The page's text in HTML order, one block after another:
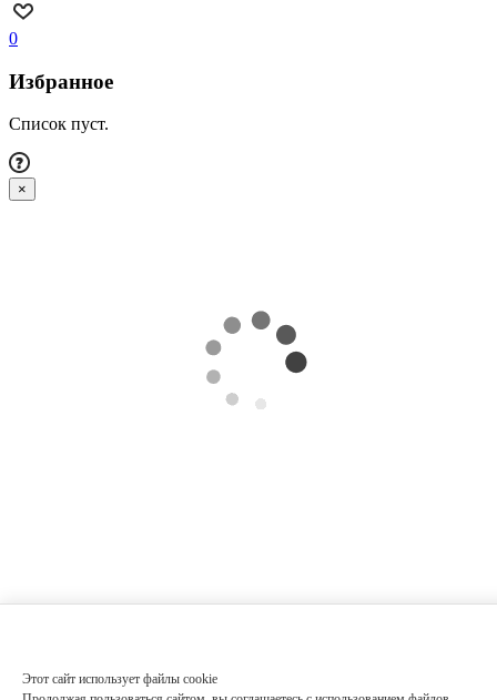
Этот сайт использует файлы cookie
0
Избранное
Список пуст.
×